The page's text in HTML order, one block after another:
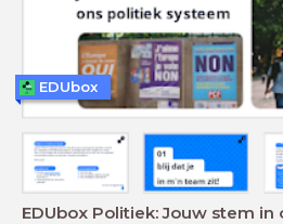
EDUbox Politiek: Jouw stem
EDUbox